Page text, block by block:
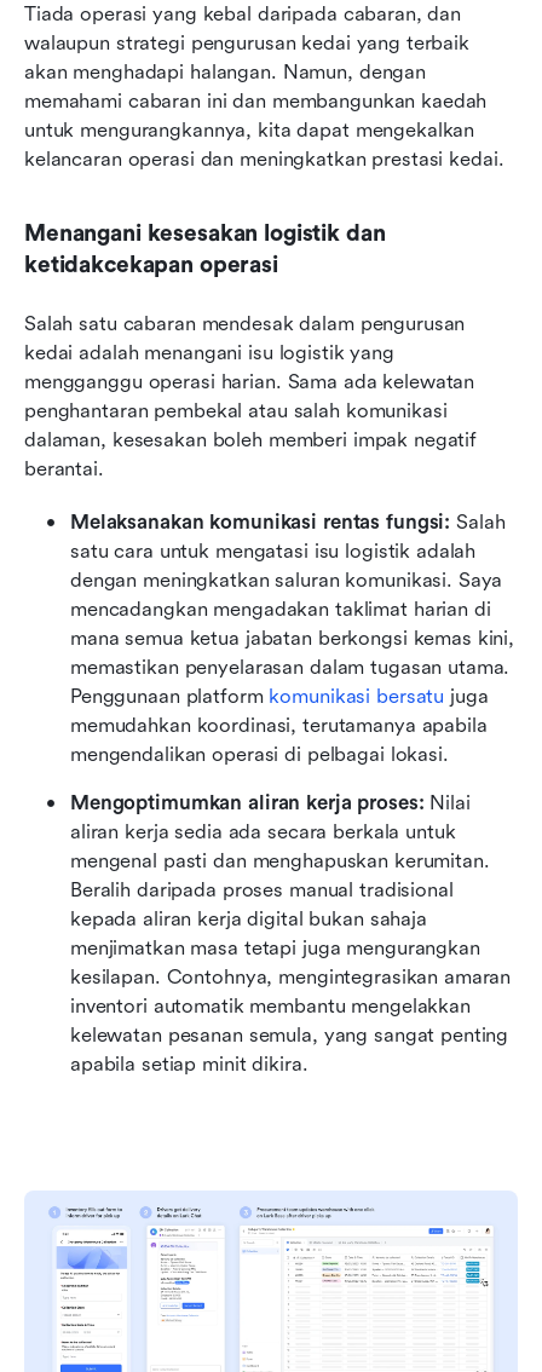
Tiada operasi yang kebal daripada cabaran, dan
walaupun strategi pengurusan kedai yang terbaik
akan menghadapi halangan. Namun, dengan
memahami cabaran ini dan membangunkan kaedah
untuk mengurangkannya, kita dapat mengekalkan
kelancaran operasi dan meningkatkan prestasi kedai.
Menangani kesesakan logistik dan
ketidakcekapan operasi
Salah satu cabaran mendesak dalam pengurusan
kedai adalah menangani isu logistik yang
mengganggu operasi harian. Sama ada kelewatan
penghantaran pembekal atau salah komunikasi
dalaman, kesesakan boleh memberi impak negatif
berantai.
Melaksanakan komunikasi rentas fungsi: Salah
satu cara untuk mengatasi isu logistik adalah
dengan meningkatkan saluran komunikasi. Saya
mencadangkan mengadakan taklimat harian di
mana semua ketua jabatan berkongsi kemas kini,
memastikan penyelarasan dalam tugasan utama.
Penggunaan platform komunikasi bersatu juga
memudahkan koordinasi, terutamanya apabila
mengendalikan operasi di pelbagai lokasi.
Mengoptimumkan aliran kerja proses: Nilai
aliran kerja sedia ada secara berkala untuk
mengenal pasti dan menghapuskan kerumitan.
Beralih daripada proses manual tradisional
kepada aliran kerja digital bukan sahaja
menjimatkan masa tetapi juga mengurangkan
kesilapan. Contohnya, mengintegrasikan amaran
inventori automatik membantu mengelakkan
kelewatan pesanan semula, yang sangat penting
apabila setiap minit dikira.